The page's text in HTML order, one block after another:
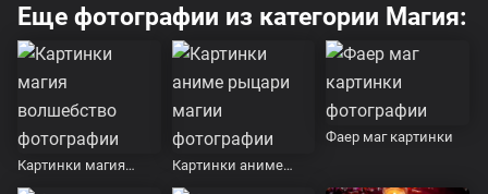
Еще фотографии из категории Магия:
Картинки магия
волшебство
Картинки аниме
рыцари магии
Фаер маг картинки